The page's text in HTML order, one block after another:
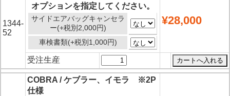
1344-
52
オプションを指定してください。
サイドエアバッグキャンセラ
ー(+税別2,000円)
車検書類(+税別1,000円)
¥28,000
受注生産
COBRA / ケブラー、イモラ ※2P
仕様